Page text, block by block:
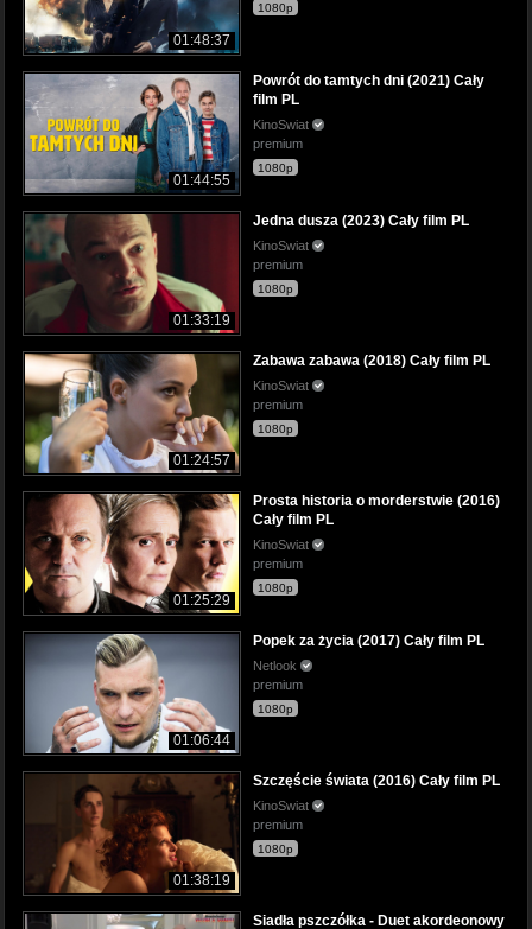
01:48:37
1080p
01:44:55
Powrót do tamtych dni (2021) Cały
film PL
KinoSwiat
premium
1080p
01:33:19
Jedna dusza (2023) Cały film PL
KinoSwiat
premium
1080p
01:24:57
Zabawa zabawa (2018) Cały film PL
KinoSwiat
premium
1080p
01:25:29
Prosta historia o morderstwie (2016)
Cały film PL
KinoSwiat
premium
1080p
01:06:44
Popek za życia (2017) Cały film PL
Netlook
premium
1080p
01:38:19
Szczęście świata (2016) Cały film PL
KinoSwiat
premium
1080p
Siadła pszczółka - Duet akordeonowy